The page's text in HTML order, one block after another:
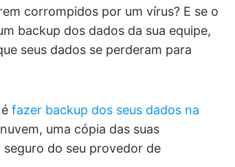
corrompidos por um vírus? E se o
backup dos dados da sua equipe,
seus dados se perderam para
fazer backup dos seus dados na
uma cópia das suas
do seu provedor de